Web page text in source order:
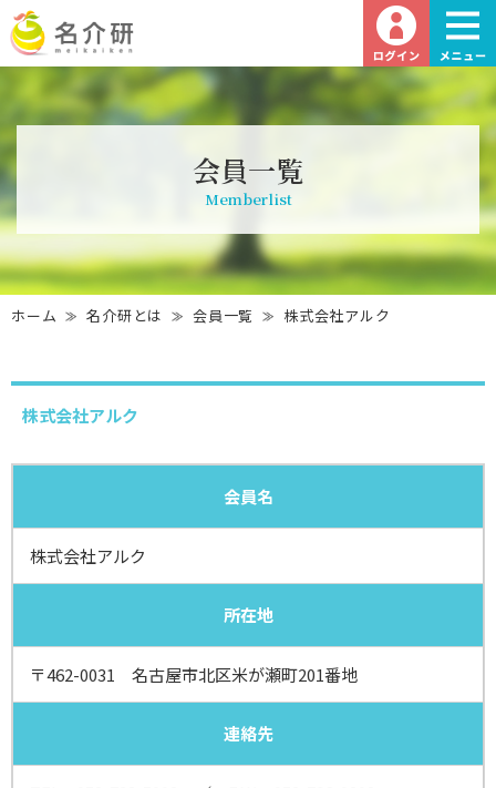
会員一覧
Memberlist
ホーム 名介研とは 会員一覧 株式会社アルク
株式会社アルク
会員名
株式会社アルク
所在地
〒462-0031 名古屋市北区米が瀬町201番地
連絡先